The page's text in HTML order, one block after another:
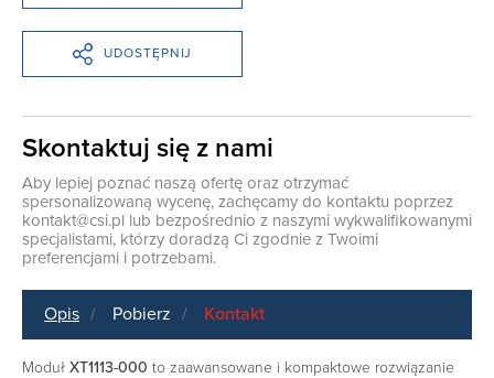
UDOSTĘPNIJ
Skontaktuj się z nami
Aby lepiej poznać naszą ofertę oraz otrzymać
spersonalizowaną wycenę, zachęcamy do kontaktu poprzez
kontakt@csi.pl lub bezpośrednio z naszymi wykwalifikowanymi
specjalistami, którzy doradzą Ci zgodnie z Twoimi
preferencjami i potrzebami.
Opis Pobierz Kontakt
Moduł XT1113-000 to zaawansowane i kompaktowe rozwiązanie